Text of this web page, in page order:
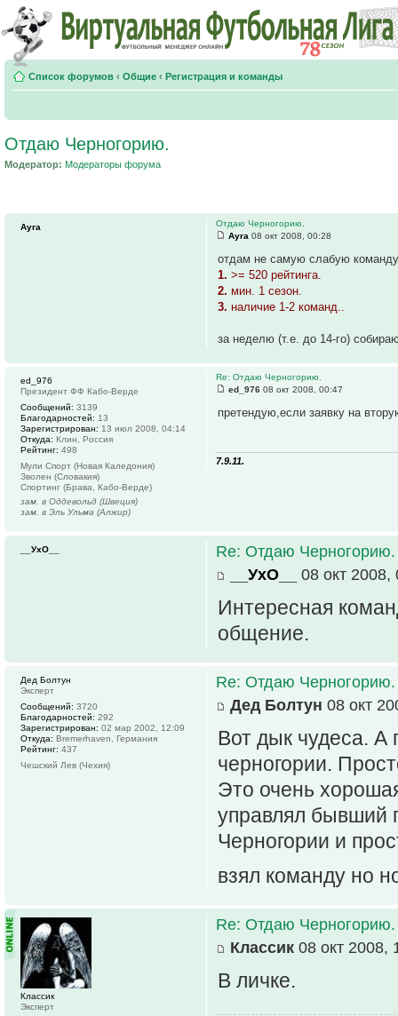
Список форумов ‹ Общие ‹ Регистрация и команды
Отдаю Черногорию.
Модератор: Модераторы форума
Отдаю Черногорию.
Ayra 08 окт 2008, 00:28
отдам не самую слабую
1. >= 520 рейтинга.
2. мин. 1 сезон.
3. наличие 1-2 команд..
за неделю (т.е. до 14-го)
Ayra
Re: Отдаю Черногорию.
ed_976 08 окт 2008, 00:47
претендую,если заявку на
7.9.11.
ed_976
Президент ФФ Кабо-Верде
Сообщений: 3139
Благодарностей: 13
Зарегистрирован: 13 июл 2008, 04:14
Откуда: Клин, Россия
Рейтинг: 498
Мули Спорт (Новая Каледония)
Зволен (Словакия)
Спортинг (Брава, Кабо-Верде)
зам. в Оддевольд (Швеция)
зам. в Эль Ульма (Алжир)
Re: Отдаю Черногорию.
__УхО__
08 окт 2008,
Интересная
общение.
__УхО__
Re: Отдаю Черногорию.
Дед Болтун 08 окт
Вот дык чудеса.
черногории.
Это очень
управлял бывший
Черногории и
взял команду но
Дед Болтун
Эксперт
Сообщений: 3720
Благодарностей: 292
Зарегистрирован: 02 мар 2002, 12:09
Откуда: Bremerhaven, Германия
Рейтинг: 437
Чешский Лев (Чехия)
Re: Отдаю Черногорию.
Классик 08 окт 2008,
В личке.
Классик
Эксперт